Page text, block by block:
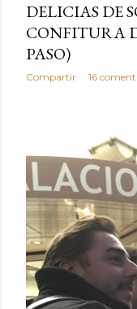
DELICIAS DE
CONFITURA
PASO)
Compartir 16